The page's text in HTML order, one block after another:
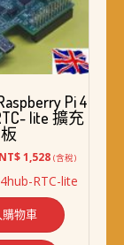
Pi 4
lite 擴充
板
原
1,669。
NT$1,528目
價
格：
NT$ 1,528。
(含稅)
RTC-lite
物車